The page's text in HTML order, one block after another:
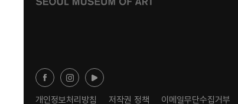
개인정보처리방침 저작권 정책 이메일무단수집거부